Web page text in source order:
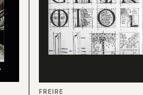
FREIRE